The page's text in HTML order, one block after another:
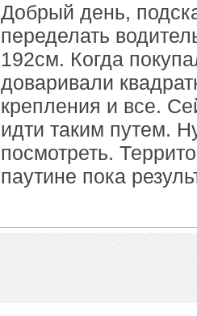
Добрый день,
переделать
192см. Когда
доваривали
крепления и все.
идти таким путем.
посмотреть.
паутине пока